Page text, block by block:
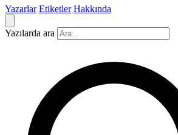
Yazarlar Etiketler Hakkında
Yazılarda ara